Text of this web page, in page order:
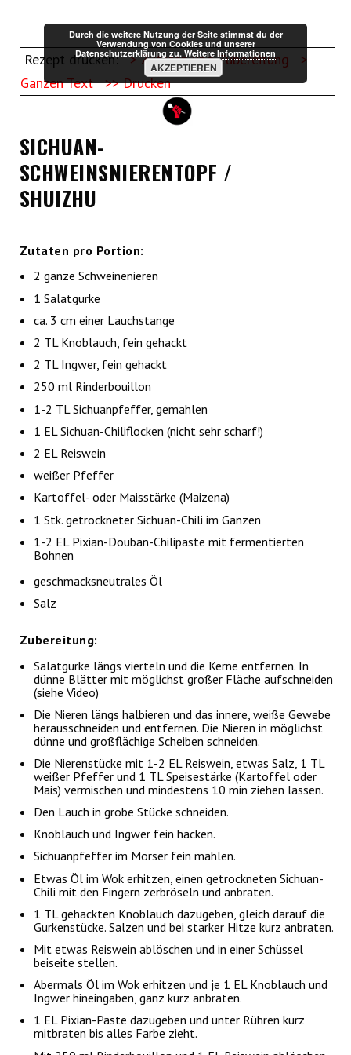
Rezept drucken:> Zutaten und Zubereitung
>
Ganzen Text
>> Drucken
SICHUAN-
SCHWEINSNIERENTOPF /
SHUIZHU
Zutaten pro Portion:
2 ganze Schweinenieren
1 Salatgurke
ca. 3 cm einer Lauchstange
2 TL Knoblauch, fein gehackt
2 TL Ingwer, fein gehackt
250 ml Rinderbouillon
1-2 TL Sichuanpfeffer, gemahlen
1 EL Sichuan-Chiliflocken (nicht sehr scharf!)
2 EL Reiswein
weißer Pfeffer
Kartoffel- oder Maisstärke (Maizena)
1 Stk. getrockneter Sichuan-Chili im Ganzen
1-2 EL Pixian-Douban-Chilipaste mit fermentierten
Bohnen
geschmacksneutrales Öl
Salz
Zubereitung:
Salatgurke längs vierteln und die Kerne entfernen. In
dünne Blätter mit möglichst großer Fläche aufschneiden
(siehe Video)
Die Nieren längs halbieren und das innere, weiße Gewebe
herausschneiden und entfernen. Die Nieren in möglichst
dünne und großflächige Scheiben schneiden.
Die Nierenstücke mit 1-2 EL Reiswein, etwas Salz, 1 TL
weißer Pfeffer und 1 TL Speisestärke (Kartoffel oder
Mais) vermischen und mindestens 10 min ziehen lassen.
Den Lauch in grobe Stücke schneiden.
Knoblauch und Ingwer fein hacken.
Sichuanpfeffer im Mörser fein mahlen.
Etwas Öl im Wok erhitzen, einen getrockneten Sichuan-
Chili mit den Fingern zerbröseln und anbraten.
1 TL gehackten Knoblauch dazugeben, gleich darauf die
Gurkenstücke. Salzen und bei starker Hitze kurz anbraten.
Mit etwas Reiswein ablöschen und in einer Schüssel
beiseite stellen.
Abermals Öl im Wok erhitzen und je 1 EL Knoblauch und
Ingwer hineingaben, ganz kurz anbraten.
1 EL Pixian-Paste dazugeben und unter Rühren kurz
mitbraten bis alles Farbe zieht.
Durch die weitere Nutzung der Seite stimmst du der
Verwendung von Cookies und unserer
Datenschutzerklärung zu. Weitere Informationen
AKZEPTIEREN